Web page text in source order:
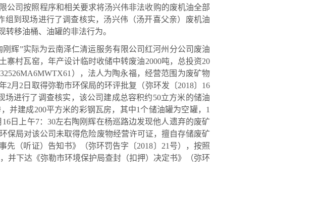
公司按照程序和相关要求将汤兴伟非法收购的废机油全部
到现场进行了调查核实，汤兴伟（汤开喜父亲）废机油
移油桶、油罐的非法行为。
”实际为云南泽仁清运服务有限公司红河州分公司废油
寨村瓦窑，年产设计临时收储中转废油2000吨，总投资20
），法人为陶永福，经营范围为废矿物
月2日取得弥勒市环保局的环评批复（弥环发〔2018〕16
进行了调查核实，该公司建成总容积约50立方米的储油
并建成200平方米的彩钢瓦房，其中1个储油罐为空罐，1
日上午7：30左右陶刚辉在杨巡路边发现他人遗弃的废矿
保局对该公司未取得危险废物经营许可证，擅自存储废矿
（听证）告知书》（弥环罚告字〔2018〕21号），按照
并下达《弥勒市环境保护局查封（扣押）决定书》（弥环